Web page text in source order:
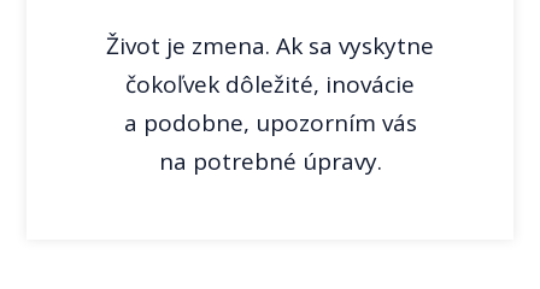
Život je zmena. Ak sa vyskytne
čokoľvek dôležité, inovácie
a podobne, upozorním vás
na potrebné úpravy.